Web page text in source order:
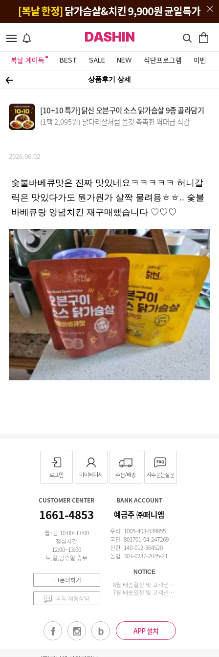
DASHIN
복날 계이득 BEST SALE NEW 식단프로그램 이벤트&
상품후기 상세
[10+10 특가] 닭신 오븐구이 소스 닭가슴살 9종 골라담기
(1팩 2,095원) 닭다리살처럼 쫄깃 촉촉한 역대급 식감
2026.06.02
숯불바베큐맛은 진짜 맛있네요ㅋㅋㅋㅋㅋ 허니갈
릭은 맛있다가도 뭔가뭔가 살짝 물려용ㅎㅎ.. 숯불
바베큐랑 양념치킨 재구매했습니다 ♡♡♡
로그인 마이페이지 주문/배송 자주묻는질문
CUSTOMER CENTER
1661-4853
월~금 10:00~17:00
점심시간
12:00~13:00
토,일,공휴일 휴무
1:1문의하기
톡톡 채팅상담
BANK ACCOUNT
예금주 ㈜퍼니엠
우리 1005-403-539855
국민 801701-04-247269
신한 140-012-364520
농협 301-0237-2045-21
NOTICE
8월 배송일정 및 고객센터 업무 안내
7월 배송일정 및 고객센터 업무 안내
APP 설치